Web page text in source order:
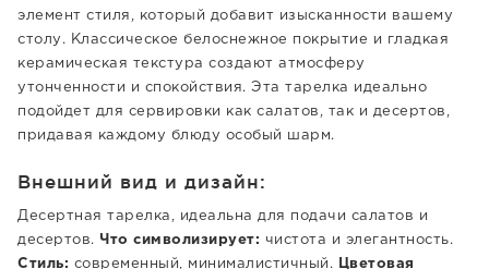
элемент стиля, который добавит изысканности вашему
столу. Классическое белоснежное покрытие и гладкая
керамическая текстура создают атмосферу
утонченности и спокойствия. Эта тарелка идеально
подойдет для сервировки как салатов, так и десертов,
придавая каждому блюду особый шарм.
Внешний вид и дизайн:
Десертная тарелка, идеальна для подачи салатов и
десертов. Что символизирует: чистота и элегантность.
Стиль: современный, минималистичный.
Цветовая